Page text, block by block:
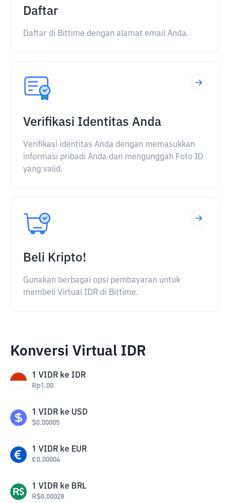
Daftar
Daftar di Bittime dengan alamat email Anda.
Verifikasi Identitas Anda
Verifikasi identitas Anda dengan memasukkan
informasi pribadi Anda dan mengunggah Foto ID
yang valid.
Beli Kripto!
Gunakan berbagai opsi pembayaran untuk
membeli Virtual IDR di Bittime.
Konversi Virtual IDR
1 VIDR ke IDR
Rp1.00
1 VIDR ke USD
$0.00005
1 VIDR ke EUR
€0.00004
1 VIDR ke BRL
R$0.00028